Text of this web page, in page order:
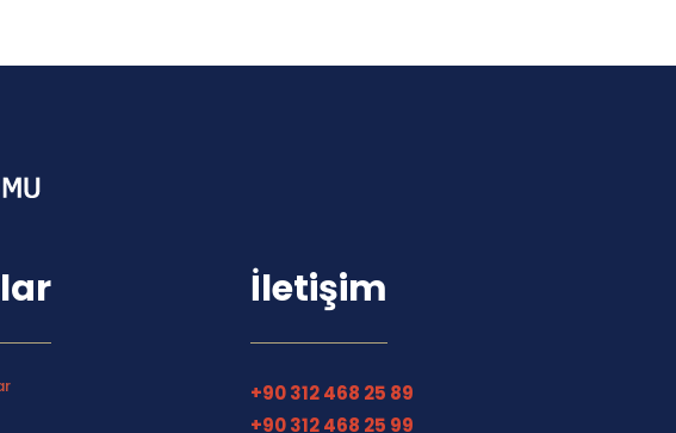
İletişim
+90 312 468 25 89
+90 312 468 25 99